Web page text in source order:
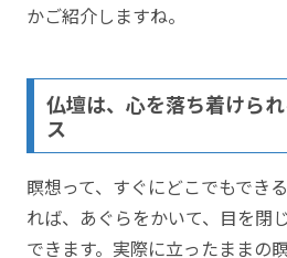
かご紹介しますね。
仏壇は、心を落ち着けら
ス
瞑想って、すぐにどこでもでき
れば、あぐらをかいて、目を閉
できます。実際に立ったままの